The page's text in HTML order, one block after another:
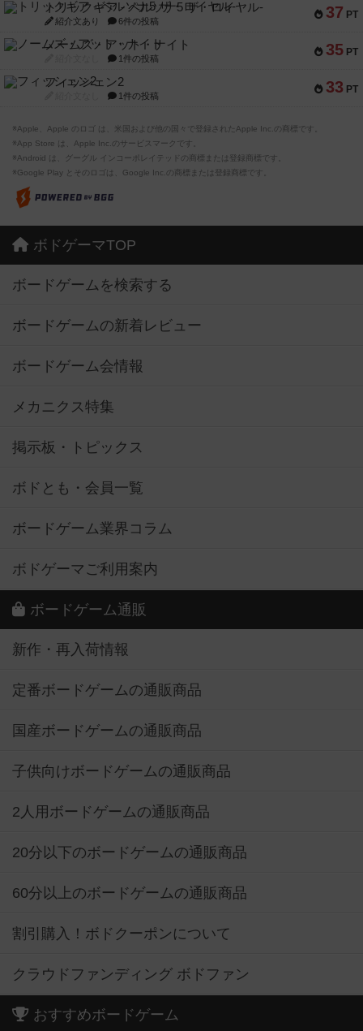
37 PT
トリックギア - ペルソナ5 ザ・ロイヤル-
紹介文あり 6件の投稿
35 PT
ノームズ・アット・ナイト
1件の投稿
33 PT
フィッシェン2
1件の投稿
※Apple、Apple のロゴ は、米国および他の国々で登録されたApple Inc.の商標です。
※App Store は、Apple Inc.のサービスマークです。
※Android は、グーグル インコーポレイテッドの商標または登録商標です。
※Google Play とそのロゴは、Google Inc.の商標または登録商標です。
ボドゲーマTOP
ボードゲームを検索する
ボードゲームの新着レビュー
ボードゲーム会情報
メカニクス特集
掲示板・トピックス
ボドとも・会員一覧
ボードゲーム業界コラム
ボドゲーマご利用案内
ボードゲーム通販
新作・再入荷情報
定番ボードゲームの通販商品
国産ボードゲームの通販商品
子供向けボードゲームの通販商品
2人用ボードゲームの通販商品
20分以下のボードゲームの通販商品
60分以上のボードゲームの通販商品
割引購入！ボドクーポンについて
クラウドファンディング ボドファン
おすすめボードゲーム